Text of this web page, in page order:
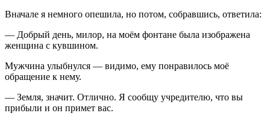
Вначале я немного опешила, но потом, собравшись, ответила:
— Добрый день, милор, на моём фонтане была изображена
женщина с кувшином.
Мужчина улыбнулся — видимо, ему понравилось моё
обращение к нему.
— Земля, значит. Отлично. Я сообщу учредителю, что вы
прибыли и он примет вас.